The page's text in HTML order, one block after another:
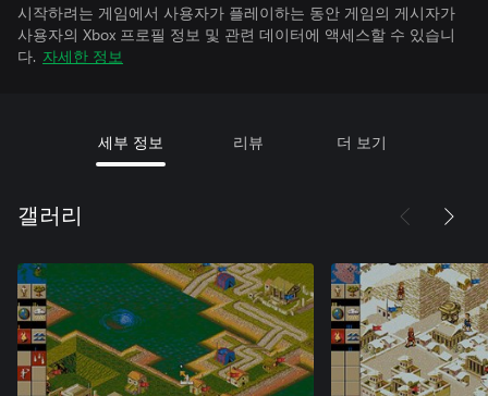
시작하려는 게임에서 사용자가 플레이하는 동안 게임의 게시자가
사용자의 Xbox 프로필 정보 및 관련 데이터에 액세스할 수 있습니
다. 자세한 정보
세부 정보 리뷰 더 보기
갤러리